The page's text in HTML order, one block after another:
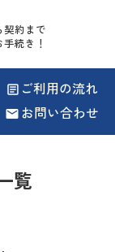
契約まで
続き！
article ご利用の流れ
email お問い合わせ
覧